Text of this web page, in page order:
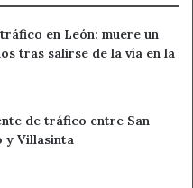
en León: muere un
tras salirse de la vía en la
de tráfico entre San
y Villasinta